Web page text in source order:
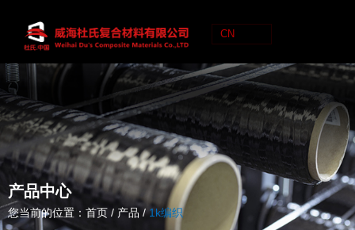
CN
C
产品中心
您当前的位置：首页 / 产品 /1k编织